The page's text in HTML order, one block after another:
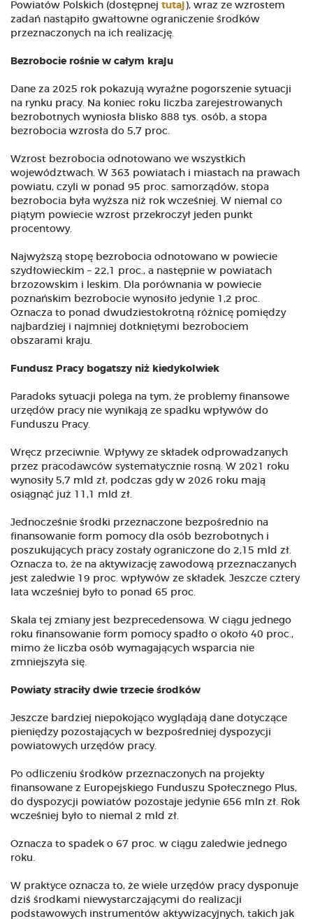
Powiatów Polskich (dostępnej tutaj ), wraz ze wzrostem
zadań nastąpiło gwałtowne ograniczenie środków
przeznaczonych na ich realizację.
Bezrobocie rośnie w całym kraju
Dane za 2025 rok pokazują wyraźne pogorszenie sytuacji
na rynku pracy. Na koniec roku liczba zarejestrowanych
bezrobotnych wyniosła blisko 888 tys. osób, a stopa
bezrobocia wzrosła do 5,7 proc.
Wzrost bezrobocia odnotowano we wszystkich
województwach. W 363 powiatach i miastach na prawach
powiatu, czyli w ponad 95 proc. samorządów, stopa
bezrobocia była wyższa niż rok wcześniej. W niemal co
piątym powiecie wzrost przekroczył jeden punkt
procentowy.
Najwyższą stopę bezrobocia odnotowano w powiecie
szydłowieckim – 22,1 proc., a następnie w powiatach
brzozowskim i leskim. Dla porównania w powiecie
poznańskim bezrobocie wynosiło jedynie 1,2 proc.
Oznacza to ponad dwudziestokrotną różnicę pomiędzy
najbardziej i najmniej dotkniętymi bezrobociem
obszarami kraju.
Fundusz Pracy bogatszy niż kiedykolwiek
Paradoks sytuacji polega na tym, że problemy finansowe
urzędów pracy nie wynikają ze spadku wpływów do
Funduszu Pracy.
Wręcz przeciwnie. Wpływy ze składek odprowadzanych
przez pracodawców systematycznie rosną. W 2021 roku
wynosiły 5,7 mld zł, podczas gdy w 2026 roku mają
osiągnąć już 11,1 mld zł.
Jednocześnie środki przeznaczone bezpośrednio na
finansowanie form pomocy dla osób bezrobotnych i
poszukujących pracy zostały ograniczone do 2,15 mld zł.
Oznacza to, że na aktywizację zawodową przeznaczanych
jest zaledwie 19 proc. wpływów ze składek. Jeszcze cztery
lata wcześniej było to ponad 65 proc.
Skala tej zmiany jest bezprecedensowa. W ciągu jednego
roku finansowanie form pomocy spadło o około 40 proc.,
mimo że liczba osób wymagających wsparcia nie
zmniejszyła się.
Powiaty straciły dwie trzecie środków
Jeszcze bardziej niepokojąco wyglądają dane dotyczące
pieniędzy pozostających w bezpośredniej dyspozycji
powiatowych urzędów pracy.
Po odliczeniu środków przeznaczonych na projekty
finansowane z Europejskiego Funduszu Społecznego Plus,
do dyspozycji powiatów pozostaje jedynie 656 mln zł. Rok
wcześniej było to niemal 2 mld zł.
Oznacza to spadek o 67 proc. w ciągu zaledwie jednego
roku.
W praktyce oznacza to, że wiele urzędów pracy dysponuje
dziś środkami niewystarczającymi do realizacji
podstawowych instrumentów aktywizacyjnych, takich jak